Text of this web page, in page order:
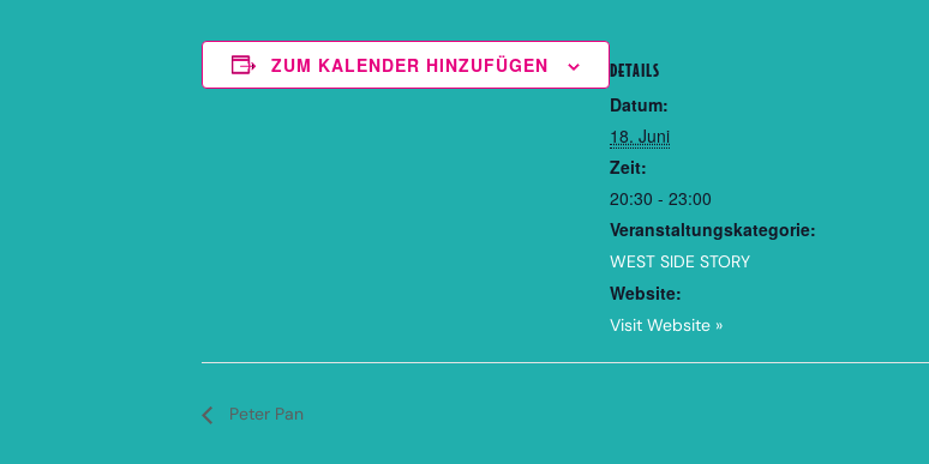
ZUM KALENDER HINZUFÜGEN DETAILS
Datum:
18. Juni
Zeit:
20:30 - 23:00
Veranstaltungskategorie:
WEST SIDE STORY
Website:
Visit Website »
Peter Pan